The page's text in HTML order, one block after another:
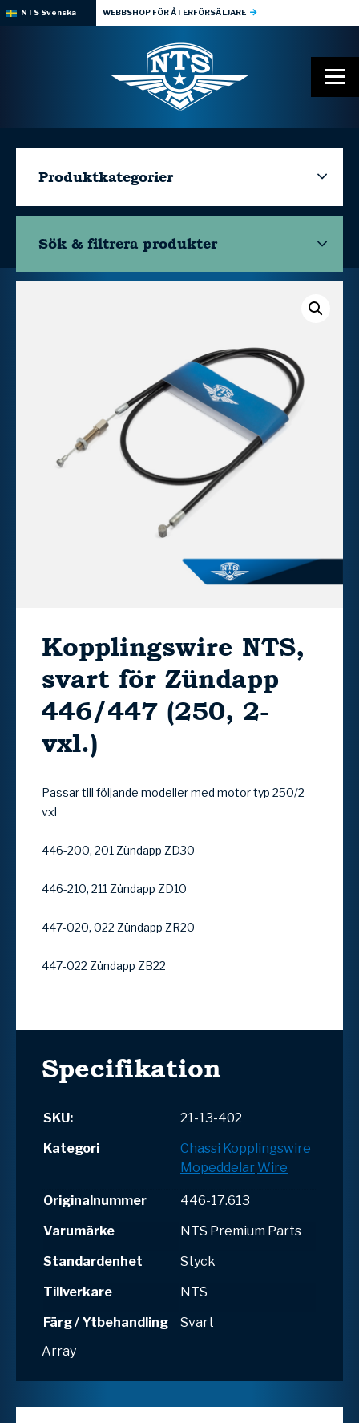
NTS Svenska WEBBSHOP FÖR ÅTERFÖRSÄLJARE
Produktkategorier
Sök & filtrera produkter
Kopplingswire NTS,
svart för Zündapp
446/447 (250, 2-
vxl.)
Passar till följande modeller med motor typ 250/2-
vxl
446-200, 201 Zündapp ZD30
446-210, 211 Zündapp ZD10
447-020, 022 Zündapp ZR20
447-022 Zündapp ZB22
Specifikation
SKU:
21-13-402
Kategori
Chassi Kopplingswire
Mopeddelar Wire
Originalnummer
446-17.613
Varumärke
NTS Premium Parts
Standardenhet
Styck
Tillverkare
NTS
Färg / Ytbehandling
Svart
Array